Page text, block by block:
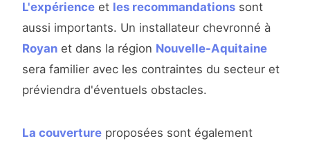
L'expérience et les recommandations sont
aussi importants. Un installateur chevronné à
Royan et dans la région Nouvelle-Aquitaine
sera familier avec les contraintes du secteur et
préviendra d'éventuels obstacles.
La couverture proposées sont également